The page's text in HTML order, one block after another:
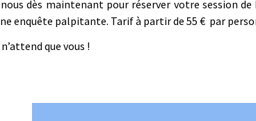
dès maintenant pour réserver votre session
enquête palpitante. Tarif à partir de 55 € par
que vous !